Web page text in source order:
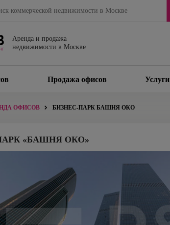
Аренда и продажа
недвижимости в Москве
Продажа офисов Услуги
ОФИСОВ БИЗНЕС-ПАРК БАШНЯ ОКО
«БАШНЯ ОКО»